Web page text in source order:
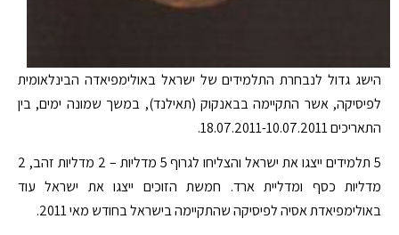
הישג גדול לנבחרת התלמידים של ישראל באולימפיאדה הבינלאומית
לפיסיקה, אשר התקיימה בבאנקוק (תאילנד), במשך שמונה ימים, בין
התאריכים 18.07.2011-10.07.2011.
5 תלמידים ייצגו את ישראל והצליחו לגרוף 5 מדליות – 2 מדליות זהב, 2
מדליות כסף ומדליית ארד. חמשת הזוכים ייצגו את ישראל עוד
באולימפיאדת אסיה לפיסיקה שהתקיימה בישראל בחודש מאי 2011.